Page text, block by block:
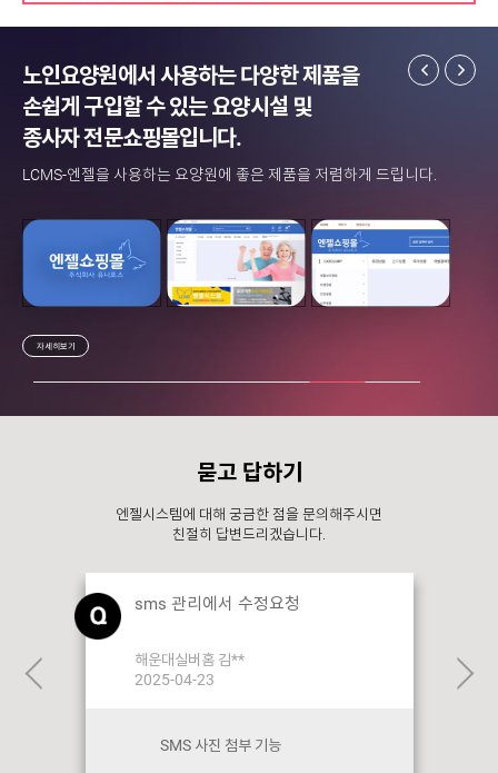
노인요양원에서 사용하는 다양한 제품을
손쉽게 구입할 수 있는 요양시설 및
종사자 전문쇼핑몰입니다.
LCMS-엔젤을 사용하는 요양원에 좋은 제품을 저렴하게 드립니다.
자세히보기
묻고 답하기
엔젤시스템에 대해 궁금한 점을 문의해주시면
친절히 답변드리겠습니다.
sms 관리에서 수정요청
해운대실버홈 김**
2025-04-23
SMS 사진 첨부 기능